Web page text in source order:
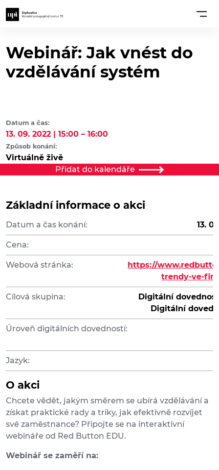
Webinář: Jak vnést do
vzdělávání systém
Datum a čas:
13. 09. 2022 | 15:00 – 16:00
Způsob konání:
Virtuálně živě
Přidat do kalendáře
Základní informace o akci
Datum a čas konání: 13.
Cena:
Webová stránka:
https://
trendy-ve-
Cílová skupina:
Digitální
Digitální
Úroveň digitálních dovedností:
Jazyk:
O akci
Chcete vědět, jakým směrem se ubírá vzdělávání a
získat praktické rady a triky, jak efektivně rozvíjet
své zaměstnance? Připojte se na interaktivní
webináře od Red Button EDU.
Webinář se zaměří na: